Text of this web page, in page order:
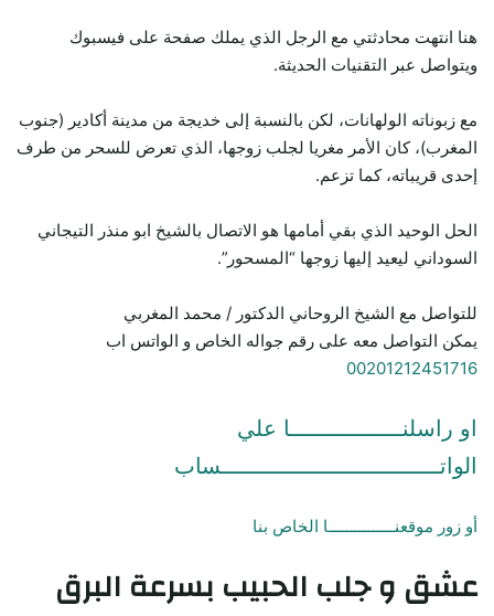
هنا انتهت محادثتي مع الرجل الذي يملك صفحة على فيسبوك
ويتواصل عبر التقنيات الحديثة.
مع زبوناته الولهانات، لكن بالنسبة إلى خديجة من مدينة أكادير (جنوب
المغرب)، كان الأمر مغريا لجلب زوجها، الذي تعرض للسحر من طرف
إحدى قريباته، كما تزعم.
الحل الوحيد الذي بقي أمامها هو الاتصال بالشيخ ابو منذر التيجاني
السوداني ليعيد إليها زوجها “المسحور”.
للتواصل مع الشيخ الروحاني الدكتور / محمد المغربي
يمكن التواصل معه على رقم جواله الخاص و الواتس اب
00201212451716
او راسلنـــــــــــــــــا علي
الواتـــــــــــــــــــــــــــــــــساب
أو زور موقعنـــــــــــــــا الخاص بنا
عشق و جلب الحبيب بسرعة البرق